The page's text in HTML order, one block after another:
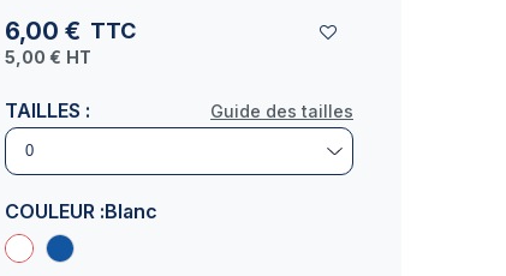
6,00 € TTC
5,00 € HT
Guide des tailles
TAILLES :
COULEUR :Blanc